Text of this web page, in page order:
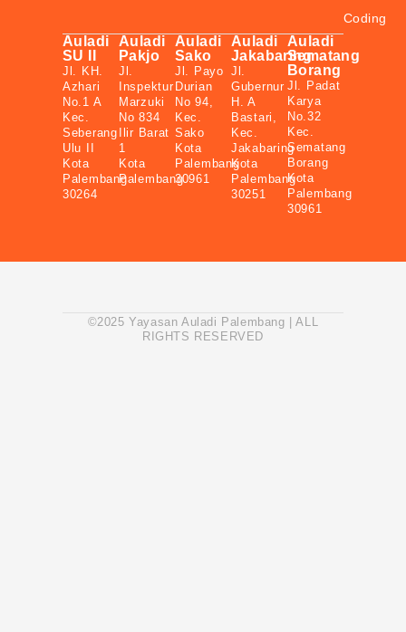
Coding
Auladi
SU II
Jl. KH.
Azhari
No.1 A
Kec.
Seberang
Ulu II
Kota
Palembang
30264
Auladi
Pakjo
Jl.
Inspektur
Marzuki
No 834
Ilir Barat
1
Kota
Palembang
Auladi
Sako
Jl. Payo
Durian
No 94,
Kec.
Sako
Kota
Palembang
30961
Auladi
Jakabaring
Jl.
Gubernur
H. A
Bastari,
Kec.
Jakabaring
Kota
Palembang
30251
Auladi
Sematang
Borang
Jl. Padat
Karya
No.32
Kec.
Sematang
Borang
Kota
Palembang
30961
©2025 Yayasan Auladi Palembang | ALL
RIGHTS RESERVED